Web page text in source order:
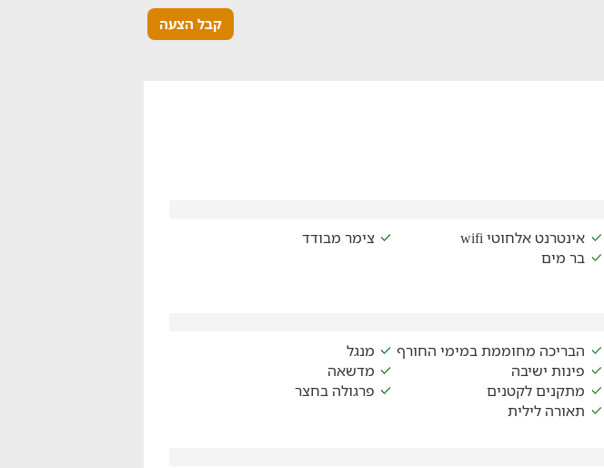
קבל הצעה
אינטרנט אלחוטי wifi
צימר מבודד
בר מים
הבריכה מחוממת במימי החורף
מנגל
פינות ישיבה
מדשאה
מתקנים לקטנים
פרגולה בחצר
תאורה לילית